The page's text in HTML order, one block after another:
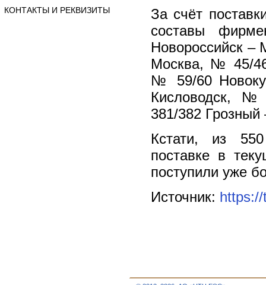
КОНТАКТЫ И РЕКВИЗИТЫ
За счёт
составы
Новороссийск
Москва, № 45/
№ 59/60
Кисловодск,
381/382
Кстати, из
поставке в
поступили уже
Источник: